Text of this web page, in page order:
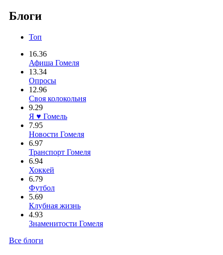
Блоги
Топ
16.36
Афиша Гомеля
13.34
Опросы
12.96
Своя колокольня
9.29
Я ♥ Гомель
7.95
Новости Гомеля
6.97
Транспорт Гомеля
6.94
Хоккей
6.79
Футбол
5.69
Клубная жизнь
4.93
Знаменитости Гомеля
Все блоги